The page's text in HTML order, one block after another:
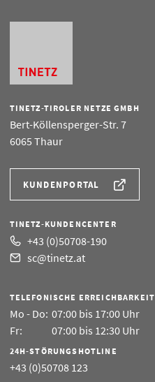
TINETZ-TIROLER NETZE GMBH
Bert-Köllensperger-Str. 7
6065 Thaur
KUNDENPORTAL
TINETZ-KUNDENCENTER
+43 (0)50708-190
sc@tinetz.at
TELEFONISCHE ERREICHBARKEIT
Mo - Do: 07:00 bis 17:00 Uhr
Fr:
07:00 bis 12:30 Uhr
24H-STÖRUNGSHOTLINE
+43 (0)50708 123